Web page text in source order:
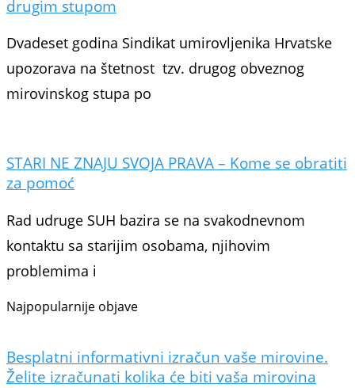
drugim stupom
Dvadeset godina Sindikat umirovljenika Hrvatske
upozorava na štetnost tzv. drugog obveznog
mirovinskog stupa po
STARI NE ZNAJU SVOJA PRAVA – Kome se obratiti
za pomoć
Rad udruge SUH bazira se na svakodnevnom
kontaktu sa starijim osobama, njihovim
problemima i
Najpopularnije objave
Besplatni informativni izračun vaše mirovine.
Želite izračunati kolika će biti vaša mirovina